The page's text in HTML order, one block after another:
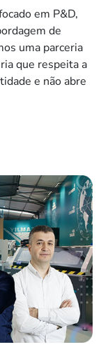
em P&D,
de
uma parceria
que respeita a
e não abre